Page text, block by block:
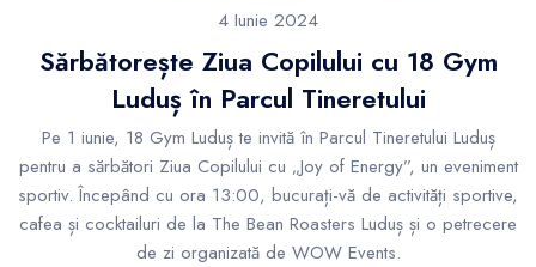
4 Iunie 2024
Sărbătorește Ziua Copilului cu 18 Gym
Luduș în Parcul Tineretului
Pe 1 iunie, 18 Gym Luduș te invită în Parcul Tineretului Luduș
pentru a sărbători Ziua Copilului cu „Joy of Energy”, un eveniment
sportiv. Începând cu ora 13:00, bucurați-vă de activități sportive,
cafea și cocktailuri de la The Bean Roasters Luduș și o petrecere
de zi organizată de WOW Events.